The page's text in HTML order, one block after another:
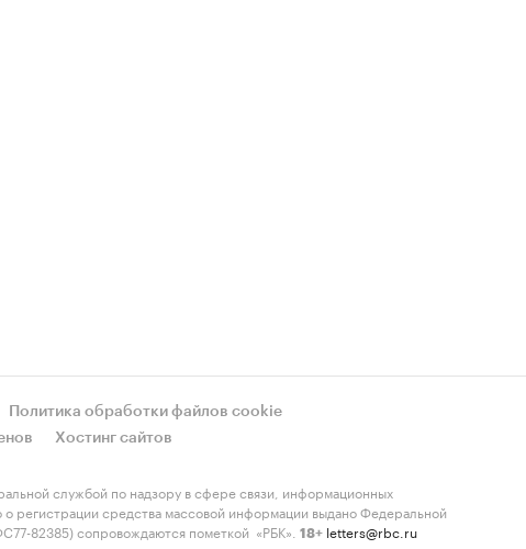
Политика обработки файлов cookie
Хостинг сайтов
службой по надзору в сфере связи, информационных
регистрации средства массовой информации выдано Федеральной
82385) сопровождаются пометкой «РБК».
18+ letters@rbc.ru